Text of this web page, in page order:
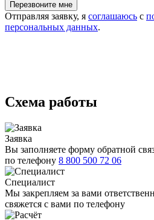
Отправляя заявку, я соглашаюсь с
персональных данных.
Схема работы
Заявка
Вы заполняете форму обратной
по телефону 8 800 500 72 06
Специалист
Мы закрепляем за вами
свяжется с вами по телефону